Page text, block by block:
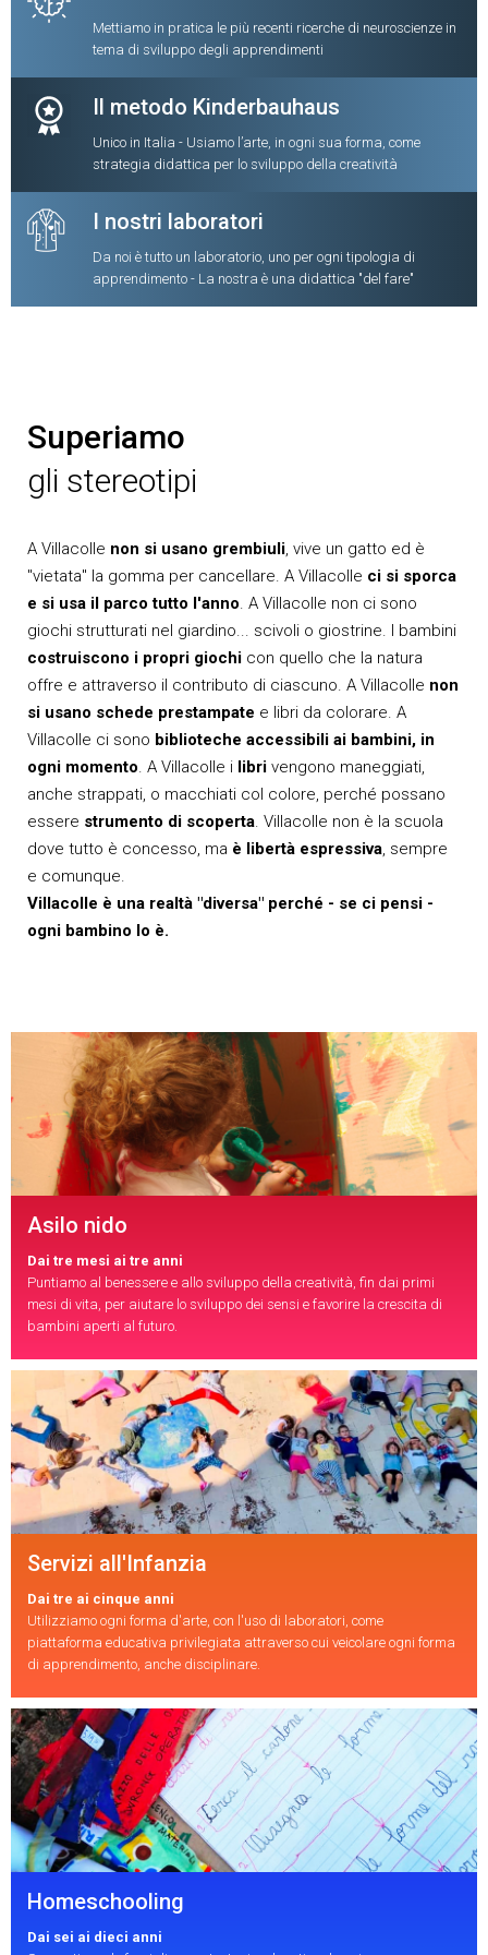
Mettiamo in pratica le più recenti ricerche di neuroscienze in
tema di sviluppo degli apprendimenti
Il metodo Kinderbauhaus
Unico in Italia - Usiamo l’arte, in ogni sua forma, come
strategia didattica per lo sviluppo della creatività
I nostri laboratori
Da noi è tutto un laboratorio, uno per ogni tipologia di
apprendimento - La nostra è una didattica "del fare"
Superiamo
gli stereotipi
A Villacolle non si usano grembiuli, vive un gatto ed è
"vietata" la gomma per cancellare. A Villacolle ci si sporca
e si usa il parco tutto l'anno. A Villacolle non ci sono
giochi strutturati nel giardino... scivoli o giostrine. I bambini
costruiscono i propri giochi con quello che la natura
offre e attraverso il contributo di ciascuno. A Villacolle non
si usano schede prestampate e libri da colorare. A
Villacolle ci sono biblioteche accessibili ai bambini, in
ogni momento. A Villacolle i libri vengono maneggiati,
anche strappati, o macchiati col colore, perché possano
essere strumento di scoperta. Villacolle non è la scuola
dove tutto è concesso, ma è libertà espressiva, sempre
e comunque.
Villacolle è una realtà "diversa" perché - se ci pensi -
ogni bambino lo è.
Asilo nido
Dai tre mesi ai tre anni
Puntiamo al benessere e allo sviluppo della creatività, fin dai primi
mesi di vita, per aiutare lo sviluppo dei sensi e favorire la crescita di
bambini aperti al futuro.
Servizi all'Infanzia
Dai tre ai cinque anni
Utilizziamo ogni forma d'arte, con l'uso di laboratori, come
piattaforma educativa privilegiata attraverso cui veicolare ogni forma
di apprendimento, anche disciplinare.
Homeschooling
Dai sei ai dieci anni